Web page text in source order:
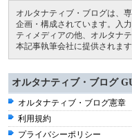
オルタナティブ・ブログは、
企画・構成されています。入
ティメディアの他、オルタナ
本記事執筆会社に提供されます
オルタナティブ・ブログ
オルタナティブ・ブログ憲章
利用規約
プライバシーポリシー